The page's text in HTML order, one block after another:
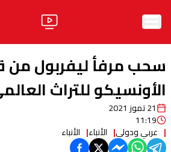
الأخبار
آراء
فيديو
سحب مرفأ ليفربول من
الأونسيكو للتراث
21 تموز 2021
11:19
عربي ودولي الأنباء الأنباء